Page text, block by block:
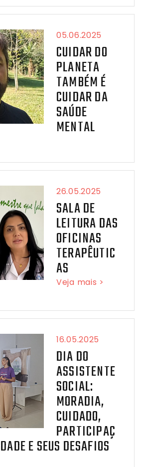
05.06.2025
CUIDAR DO
PLANETA
TAMBÉM É
CUIDAR DA
SAÚDE
MENTAL
26.05.2025
SALA DE
LEITURA DAS
OFICINAS
TERAPÊUTIC
AS
Veja mais >
16.05.2025
DIA DO
ASSISTENTE
SOCIAL:
MORADIA,
CUIDADO,
PARTICIPAÇ
E SEUS DESAFIOS